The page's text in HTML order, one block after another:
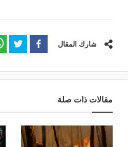
شارك المقال
مقالات ذات صلة